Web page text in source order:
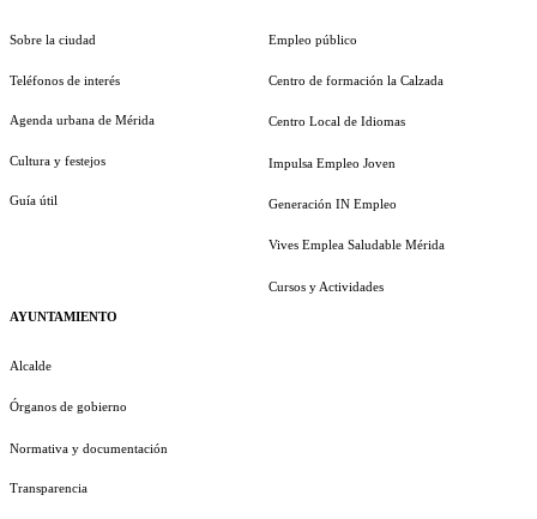
Sobre la ciudad
Teléfonos de interés
Agenda urbana de Mérida
Cultura y festejos
Guía útil
AYUNTAMIENTO
Alcalde
Órganos de gobierno
Normativa y documentación
Transparencia
Empleo público
Centro de formación la Calzada
Centro Local de Idiomas
Impulsa Empleo Joven
Generación IN Empleo
Vives Emplea Saludable Mérida
Cursos y Actividades